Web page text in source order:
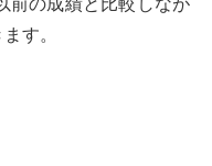
す。